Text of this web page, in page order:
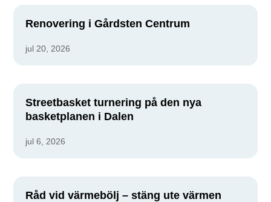
Renovering i Gårdsten Centrum
jul 20, 2026
Streetbasket turnering på den nya
basketplanen i Dalen
jul 6, 2026
Råd vid värmebölj – stäng ute värmen